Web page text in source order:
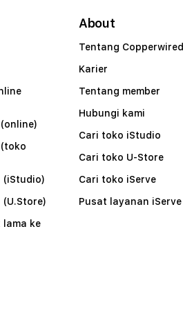
lama ke
About
Tentang Copperwired
Karier
Tentang member
Hubungi kami
Cari toko iStudio
Cari toko U-Store
Cari toko iServe
Pusat layanan iServe